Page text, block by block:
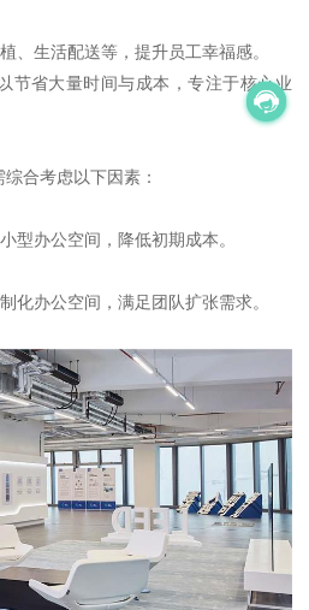
、生活配送等，提升员工幸福感。
节省大量时间与成本，专注于核心业
合考虑以下因素：
型办公空间，降低初期成本。
化办公空间，满足团队扩张需求。